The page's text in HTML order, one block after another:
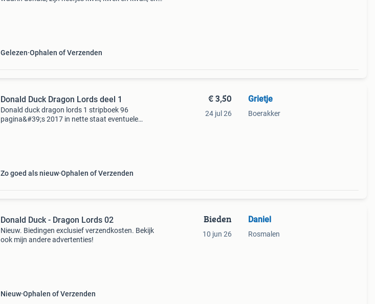
Gelezen Ophalen of Verzenden
Donald Duck Dragon Lords deel 1
Donald duck dragon lords 1 stripboek 96
pagina&#39;s 2017 in nette staat eventuele
Zo goed als nieuw Ophalen of Verzenden
€ 3,50
24 jul 26
Grietje
Boerakker
Donald Duck - Dragon Lords 02
Nieuw. Biedingen exclusief verzendkosten. Bekijk
ook mijn andere advertenties!
Nieuw Ophalen of Verzenden
Bieden
10 jun 26
Daniel
Rosmalen